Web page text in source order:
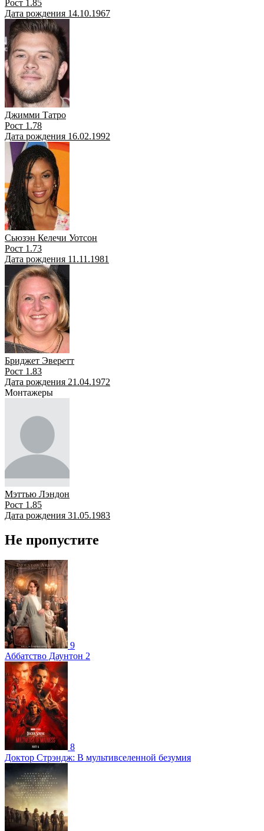
Рост 1.85
Дата рождения 14.10.1967
Джимми Татро
Рост 1.78
Дата рождения 16.02.1992
Сьюзэн Келечи Уотсон
Рост 1.73
Дата рождения 11.11.1981
Бриджет Эверетт
Рост 1.83
Дата рождения 21.04.1972
Монтажеры
Мэттью Лэндон
Рост 1.85
Дата рождения 31.05.1983
Не пропустите
9
Аббатство Даунтон 2
8
Доктор Стрэндж: В мультивселенной безумия